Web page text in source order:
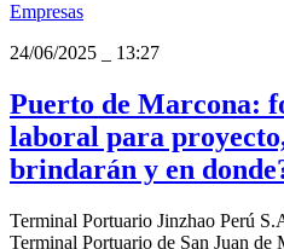
Empresas
24/06/2025
13:27
Puerto de Marcona:
laboral para
brindarán y en
Terminal Portuario Jinzhao Perú
Terminal Portuario de San Juan